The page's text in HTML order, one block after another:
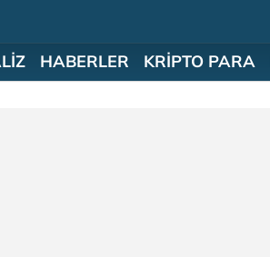
HABERLER KRİPTO PARA